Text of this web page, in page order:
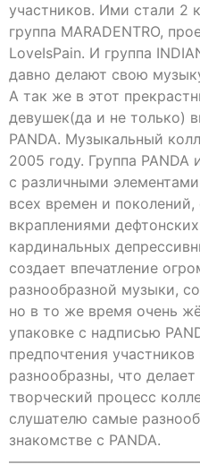
участников. Ими стали 2
группа MARADENTRO,
LoveIsPain. И группа
давно делают свою
А так же в этот
девушек(да и не только)
PANDA. Музыкальный
2005 году. Группа
с различными
всех времен и
вкраплениями
кардинальных
создает впечатление
разнообразной музыки,
но в то же время очень
упаковке с надписью
предпочтения
разнообразны, что
творческий процесс
слушателю самые
знакомстве с PANDA.